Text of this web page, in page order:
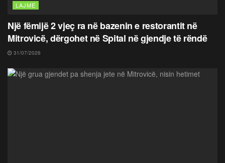
LAJME
Një fëmijë 2 vjeç ra në bazenin e restorantit në
Mitrovicë, dërgohet në Spital në gjendje të rëndë
31/07/2026